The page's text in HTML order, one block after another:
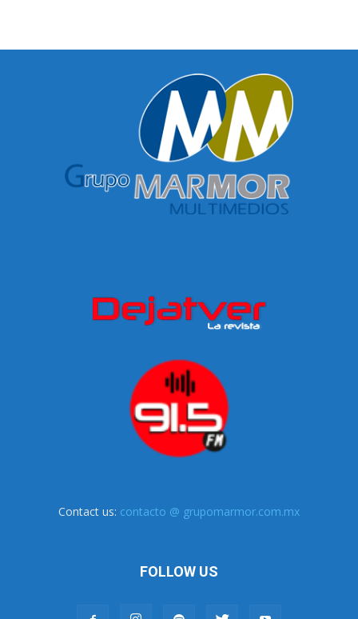
Contact us: contacto @ grupomarmor.com.mx
FOLLOW US